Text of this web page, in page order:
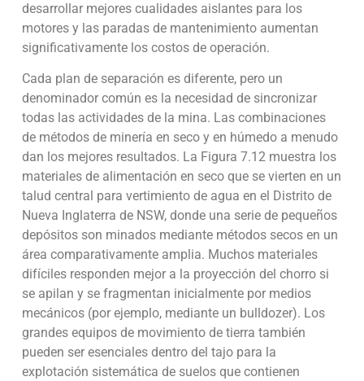
desarrollar mejores cualidades aislantes para los
motores y las paradas de mantenimiento aumentan
significativamente los costos de operación.
Cada plan de separación es diferente, pero un
denominador común es la necesidad de sincronizar
todas las actividades de la mina. Las combinaciones
de métodos de minería en seco y en húmedo a menudo
dan los mejores resultados. La Figura 7.12 muestra los
materiales de alimentación en seco que se vierten en un
talud central para vertimiento de agua en el Distrito de
Nueva Inglaterra de NSW, donde una serie de pequeños
depósitos son minados mediante métodos secos en un
área comparativamente amplia. Muchos materiales
difíciles responden mejor a la proyección del chorro si
se apilan y se fragmentan inicialmente por medios
mecánicos (por ejemplo, mediante un bulldozer). Los
grandes equipos de movimiento de tierra también
pueden ser esenciales dentro del tajo para la
explotación sistemática de suelos que contienen